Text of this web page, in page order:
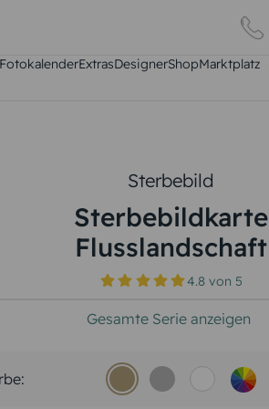
ExtrasDesignerShopMarktplatz
Sterbebild
Sterbebildkarte
Flusslandschaft
4.8von 5
Gesamte Serie anzeigen